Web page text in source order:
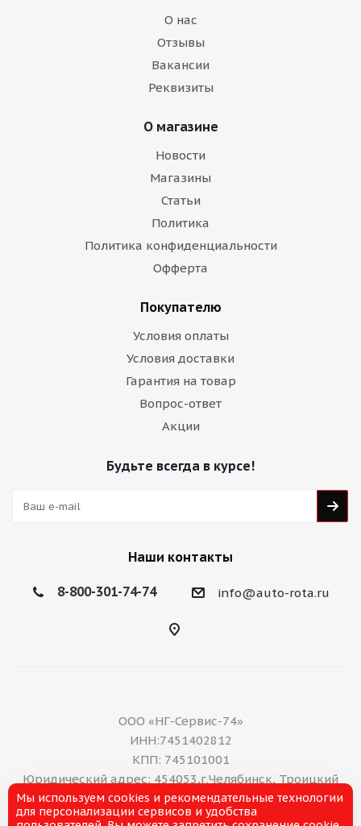
О нас
Отзывы
Вакансии
Реквизиты
О магазине
Новости
Магазины
Статьи
Политика
Политика конфиденциальности
Офферта
Покупателю
Условия оплаты
Условия доставки
Гарантия на товар
Вопрос-ответ
Акции
Будьте всегда в курсе!
Наши контакты
8-800-301-74-74 info@auto-rota.ru
ООО «НГ-Сервис-74»
ИНН:7451402812
КПП: 745101001
Юридический адрес: 454053,г.Челябинск, Троицкий
тракт, дом 11 А, нежилое помещение 16
E-mail: office@ng-servis.ru
Мы используем cookies и рекомендательные технологии
для персонализации сервисов и удобства